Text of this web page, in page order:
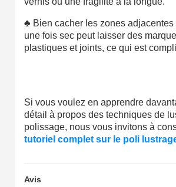
♣ Bien cacher les zones adjacentes
une fois sec peut laisser des
plastiques et joints, ce qui est
Si vous voulez en apprendre
détail à propos des techniques de
polissage, nous vous invitons à
tutoriel complet sur le poli
Avis